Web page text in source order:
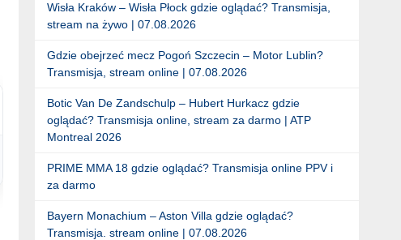
Wisła Kraków – Wisła Płock gdzie oglądać? Transmisja,
stream na żywo | 07.08.2026
Gdzie obejrzeć mecz Pogoń Szczecin – Motor Lublin?
Transmisja, stream online | 07.08.2026
Botic Van De Zandschulp – Hubert Hurkacz gdzie
oglądać? Transmisja online, stream za darmo | ATP
Montreal 2026
PRIME MMA 18 gdzie oglądać? Transmisja online PPV i
za darmo
Bayern Monachium – Aston Villa gdzie oglądać?
Transmisja. stream online | 07.08.2026